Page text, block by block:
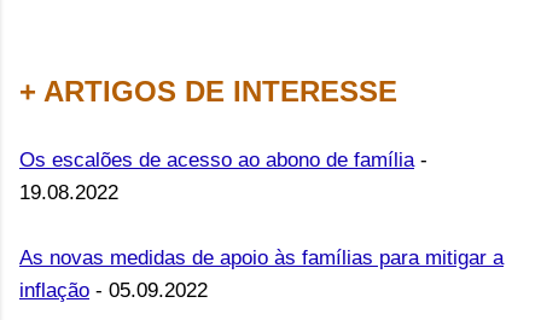
+ ARTIGOS DE INTERESSE
Os escalões de acesso ao abono de família-
19.08.2022
As novas medidas de apoio às famílias para mitigar a
inflação - 05.09.2022